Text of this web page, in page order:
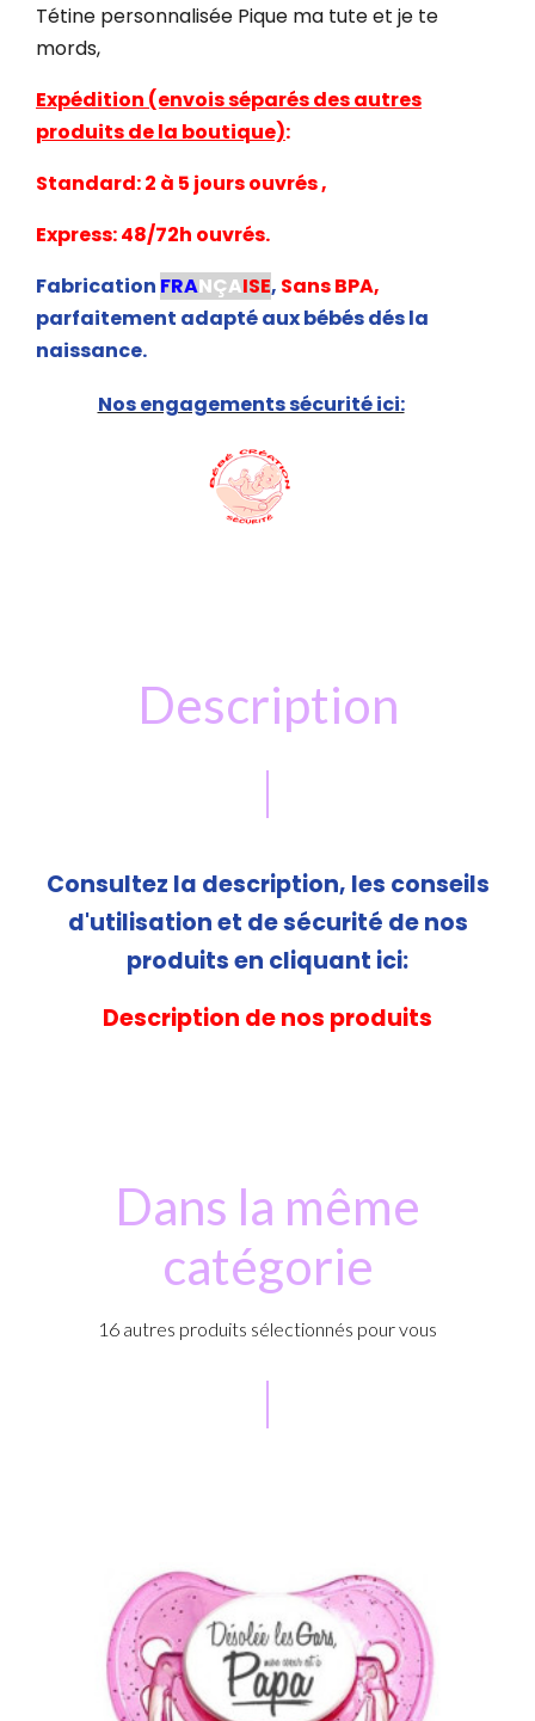
Tétine personnalisée Pique ma tute et je te
mords,
Expédition (envois séparés des autres
produits de la boutique):
Standard: 2 à 5 jours ouvrés ,
Express: 48/72h ouvrés.
Fabrication FRANÇAISE, Sans BPA,
parfaitement adapté aux bébés dés la
naissance.
Nos engagements sécurité ici:
Description
Consultez la description, les conseils
d'utilisation et de sécurité de nos
produits en cliquant ici:
Description de nos produits
Dans la même
catégorie
16 autres produits sélectionnés pour vous